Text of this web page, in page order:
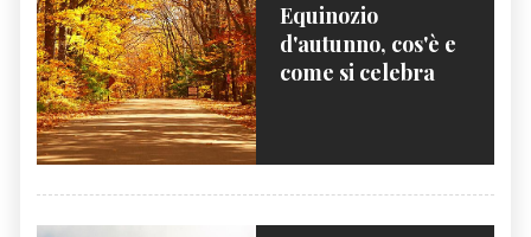
Equinozio
d'autunno, cos'è e
come si celebra